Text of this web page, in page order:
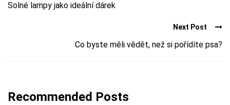
Solné lampy jako ideální dárek
Next Post
Co byste měli vědět, než si pořídíte psa?
Recommended Posts